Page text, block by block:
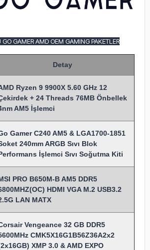
GAMER AMD OEM GAMING PAKETLER
Detay
Ryzen 9 9900X 5.60 GHz 12
+ 24 Threads 76MB Önbellek
AM5 İşlemci
Gamer C240 AM5 & LGA1700-1851
240mm ARGB Sıvı Blok
İşlemci Sıvı Soğutma Kiti
PRO B650M-B AM5 DDR5
HDMI VGA M.2 USB3.2
LAN MATX
Vengeance 32 GB DDR5
CMK5X16G1B56Z36A2x2
XMP 3.0 & AMD EXPO